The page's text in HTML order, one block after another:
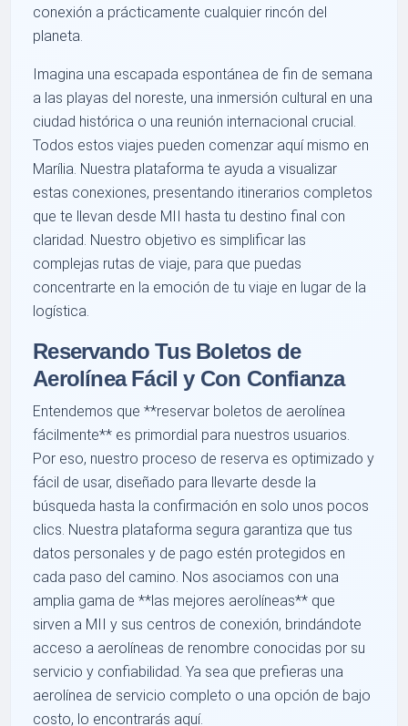
conexión a prácticamente cualquier rincón del
planeta.
Imagina una escapada espontánea de fin de semana
a las playas del noreste, una inmersión cultural en una
ciudad histórica o una reunión internacional crucial.
Todos estos viajes pueden comenzar aquí mismo en
Marília. Nuestra plataforma te ayuda a visualizar
estas conexiones, presentando itinerarios completos
que te llevan desde MII hasta tu destino final con
claridad. Nuestro objetivo es simplificar las
complejas rutas de viaje, para que puedas
concentrarte en la emoción de tu viaje en lugar de la
logística.
Reservando Tus Boletos de
Aerolínea Fácil y Con Confianza
Entendemos que **reservar boletos de aerolínea
fácilmente** es primordial para nuestros usuarios.
Por eso, nuestro proceso de reserva es optimizado y
fácil de usar, diseñado para llevarte desde la
búsqueda hasta la confirmación en solo unos pocos
clics. Nuestra plataforma segura garantiza que tus
datos personales y de pago estén protegidos en
cada paso del camino. Nos asociamos con una
amplia gama de **las mejores aerolíneas** que
sirven a MII y sus centros de conexión, brindándote
acceso a aerolíneas de renombre conocidas por su
servicio y confiabilidad. Ya sea que prefieras una
aerolínea de servicio completo o una opción de bajo
costo, lo encontrarás aquí.